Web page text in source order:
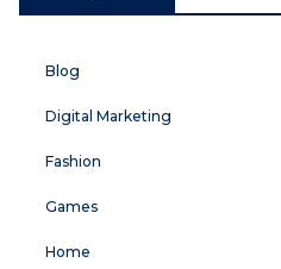
Blog
Digital Marketing
Fashion
Games
Home